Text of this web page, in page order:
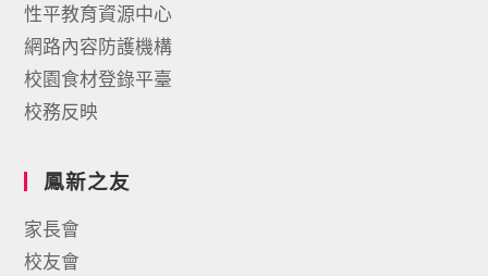
性平教育資源中心
網路內容防護機構
校園食材登錄平臺
校務反映
鳳新之友
家長會
校友會